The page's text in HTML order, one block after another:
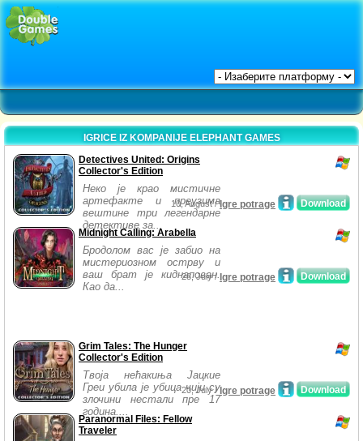
IGRICE IZ KOMPANIJE ELEPHANT GAMES
Detectives United: Origins
Collector's Edition
Неко је крао мистичне
артефакте и преузима
вештине три легендарне
детективе за...
Download
10, August /Igre potrage
Midnight Calling: Arabella
Бродолом вас је забио на
мистериозном острву и
ваш брат је киднапован.
Као да...
Download
28, July / Igre potrage
Grim Tales: The Hunger
Collector's Edition
Твоја нећакиња Јацкие
Греи убила је убица чији су
злочини нестали пре 17
година....
Download
20, July / Igre potrage
Paranormal Files: Fellow
Traveler